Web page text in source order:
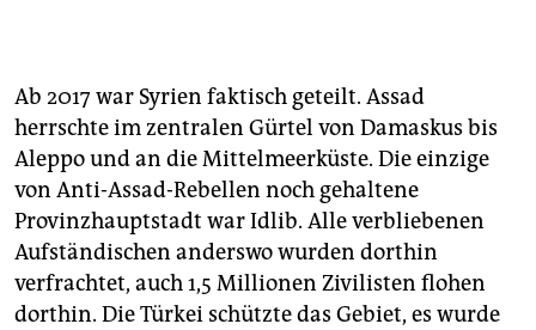
Ab 2017 war Syrien faktisch geteilt. Assad
herrschte im zentralen Gürtel von Damaskus bis
Aleppo und an die Mittelmeerküste. Die einzige
von Anti-Assad-Rebellen noch gehaltene
Provinzhauptstadt war Idlib. Alle verbliebenen
Aufständischen anderswo wurden dorthin
verfrachtet, auch 1,5 Millio­nen Zivilisten flohen
dorthin. Die Türkei schützte das Gebiet, es wurde